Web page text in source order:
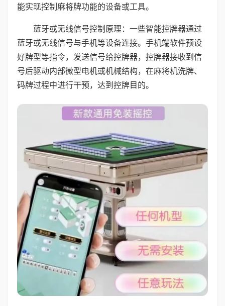
能实现控制麻将牌功能的设备或工具。
蓝牙或无线信号控制原理：一些智能控牌器通过
蓝牙或无线信号与手机等设备连接。手机端软件预设
好牌型等指令，发送信号给控牌器，控牌器接收到信
号后驱动内部微型电机或机械结构，在麻将机洗牌、
码牌过程中进行干预，达到控牌目的。